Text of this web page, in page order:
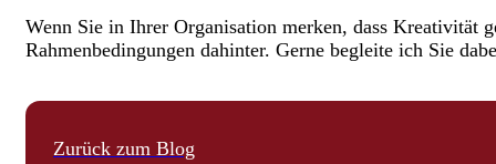
Wenn Sie in Ihrer Organisation merken, dass Kreativität
Rahmenbedingungen dahinter. Gerne begleite ich Sie
Zurück zum Blog